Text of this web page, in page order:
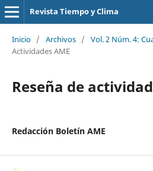
Revista Tiempo y Clima
Inicio / Archivos / Vol. 2 Núm. 4:
Actividades AME
Reseña de
Redacción Boletín AME